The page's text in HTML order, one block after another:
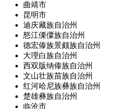
曲靖市
昆明市
迪庆藏族自治州
怒江傈僳族自治州
德宏傣族景颇族自治州
大理白族自治州
西双版纳傣族自治州
文山壮族苗族自治州
红河哈尼族彝族自治州
楚雄彝族自治州
临沧市